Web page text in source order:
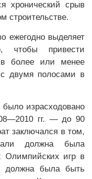
хронический срыв
строительстве.
ежегодно выделяет
чтобы привести
более или менее
двумя полосами в
израсходовано
гг. — до 90
заключался в том,
должна была
Олимпийских игр в
должна была быть